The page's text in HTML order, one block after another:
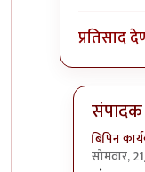
प्रतिसाद
संपादक
बिपिन
सोमवार,